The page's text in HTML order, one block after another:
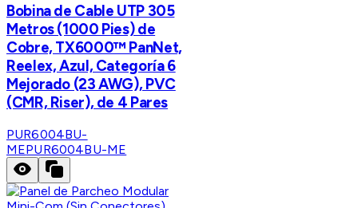
Bobina de Cable UTP 305
Metros (1000 Pies) de
Cobre, TX6000™ PanNet,
Reelex, Azul, Categoría 6
Mejorado (23 AWG), PVC
(CMR, Riser), de 4 Pares
PUR6004BU-
MEPUR6004BU-ME